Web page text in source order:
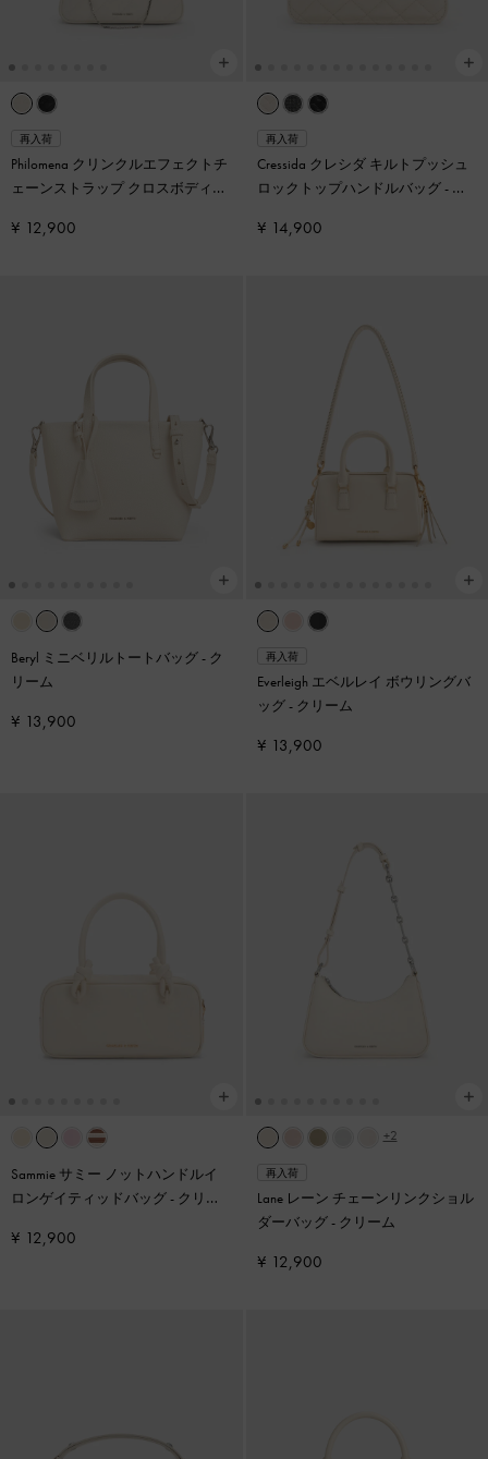
再入荷
Philomena クリンクルエフェクトチ
ェーンストラップ クロスボディバ
¥ 12,900
再入荷
Cressida クレシダ キルトプッシュ
ロックトップハンドルバッグ- ク
¥ 14,900
Beryl ミニベリルトートバッグ- ク
リーム
¥ 13,900
再入荷
Everleigh エベルレイ ボウリングバ
ッグ- クリーム
¥ 13,900
Sammie サミー ノットハンドルイ
ロンゲイティッドバッグ- クリー
¥ 12,900
+2
再入荷
Lane レーン チェーンリンクショル
ダーバッグ- クリーム
¥ 12,900